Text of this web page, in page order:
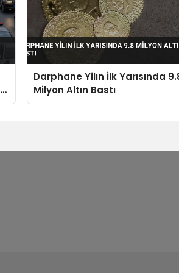
Darphane Yilın İlk Yarısında
Milyon Altın Bastı